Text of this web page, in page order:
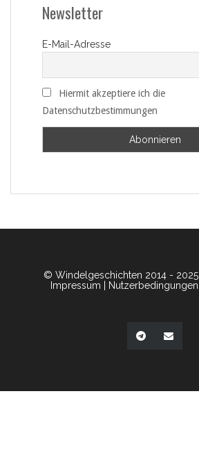
Newsletter
E-Mail-Adresse
Hiermit akzeptiere ich die
Datenschutzbestimmungen
© Windelgeschichten 2014 - 2025
Impressum
Nutzerbedingungen